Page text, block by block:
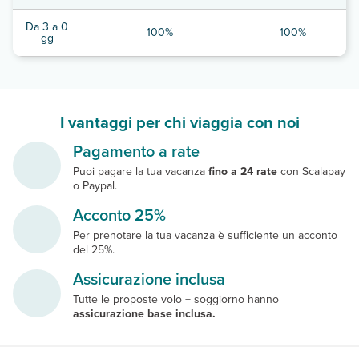
Da 3 a 0
gg 100% 100%
I vantaggi per chi viaggia con noi
Pagamento a rate
Puoi pagare la tua vacanzafino a 24 ratecon Scalapay
o Paypal.
Acconto 25%
Per prenotare la tua vacanza è sufficiente un acconto
del 25%.
Assicurazione inclusa
Tutte le proposte volo + soggiorno hanno
assicurazione base inclusa.